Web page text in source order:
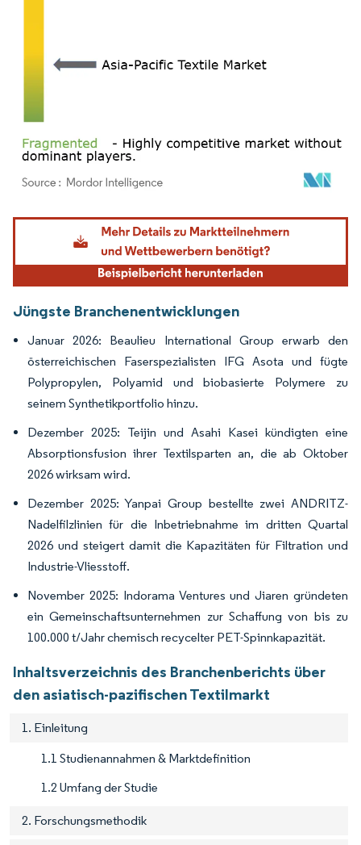
Bild © Mordor Intelligence. Wiederverwendung erfordert Namensnennung gemäß
Jüngste Branchenentwicklungen
Januar 2026: Beaulieu International Group erwarb den
österreichischen Faserspezialisten IFG Asota und fügte
Polypropylen, Polyamid und biobasierte Polymere zu
seinem Synthetikportfolio hinzu.
Dezember 2025: Teijin und Asahi Kasei kündigten eine
Absorptionsfusion ihrer Textilsparten an, die ab Oktober
2026 wirksam wird.
Dezember 2025: Yanpai Group bestellte zwei ANDRITZ-
Nadelfilzlinien für die Inbetriebnahme im dritten Quartal
2026 und steigert damit die Kapazitäten für Filtration und
Industrie-Vliesstoff.
November 2025: Indorama Ventures und Jiaren gründeten
ein Gemeinschaftsunternehmen zur Schaffung von bis zu
100.000 t/Jahr chemisch recycelter PET-Spinnkapazität.
Inhaltsverzeichnis des Branchenberichts über
den asiatisch-pazifischen Textilmarkt
1. Einleitung
1.1 Studienannahmen & Marktdefinition
1.2 Umfang der Studie
2. Forschungsmethodik